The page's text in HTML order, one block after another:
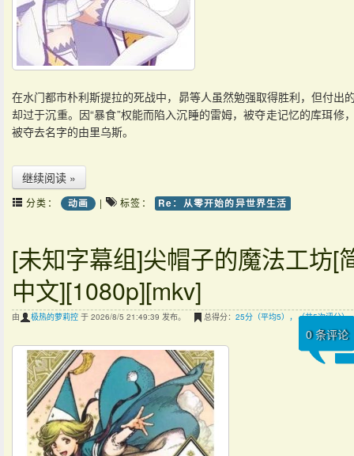
在水门都市朴利斯提拉的死战中，昴等人虽然勉强取得胜利，但付出
却过于沉重。因“暴食”权能而陷入沉睡的雷姆，被夺走记忆的库珥修
被夺去名字的由里乌斯。
继续阅读 »
分类： 动画 | 标签： Re：从零开始的异世界生活
[未知字幕组]尖帽子的魔法工坊[
中文][1080p][mkv]
由 极热的萝莉控 于 2026/8/5 21:49:39 发布。 总得分： 25分（平均5），（共5次评分）
0条评论